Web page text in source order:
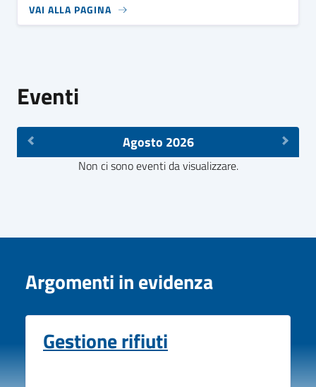
VAI ALLA PAGINA
Eventi
Agosto 2026
Non ci sono eventi da visualizzare.
Argomenti in evidenza
Gestione rifiuti